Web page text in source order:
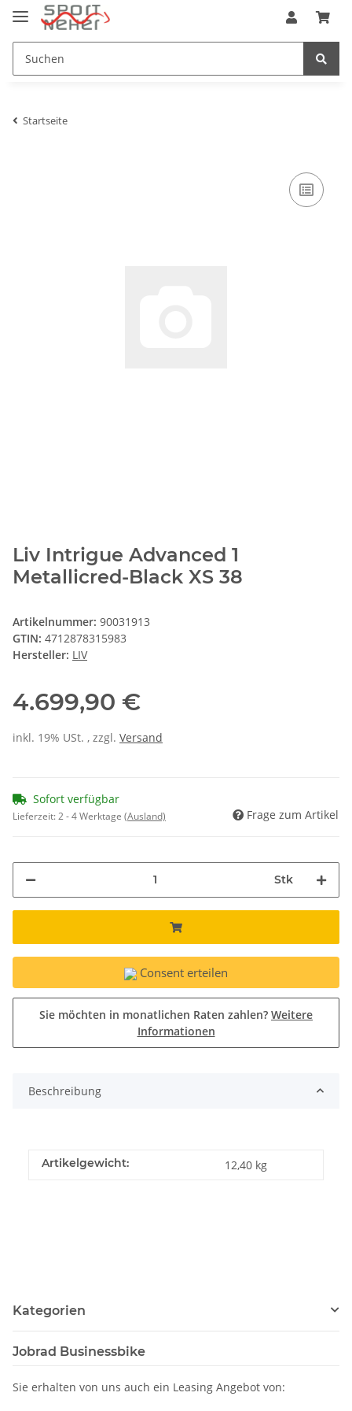
Startseite
Liv Intrigue Advanced 1
Metallicred-Black XS 38
Artikelnummer: 90031913
GTIN: 4712878315983
Hersteller: LIV
4.699,90 €
inkl. 19% USt. , zzgl. Versand
Sofort verfügbar
Lieferzeit:2 - 4 Werktage (Ausland) Frage zum Artikel
Stk
Consent erteilen
Sie möchten in monatlichen Raten zahlen? Weitere
Informationen
Beschreibung
Artikelgewicht: 12,40 kg
Kategorien
Jobrad Businessbike
Sie erhalten von uns auch ein Leasing Angebot von: